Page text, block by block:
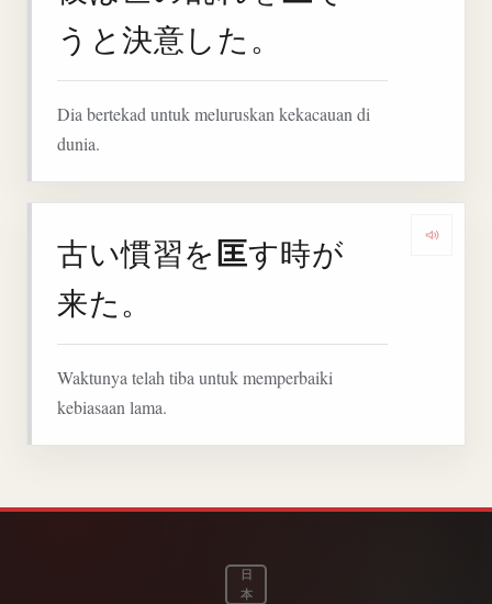
うと決意した。
Dia bertekad untuk meluruskan kekacauan di
dunia.
古い慣習を匡す時が
来た。
Waktunya telah tiba untuk memperbaiki
kebiasaan lama.
日
本